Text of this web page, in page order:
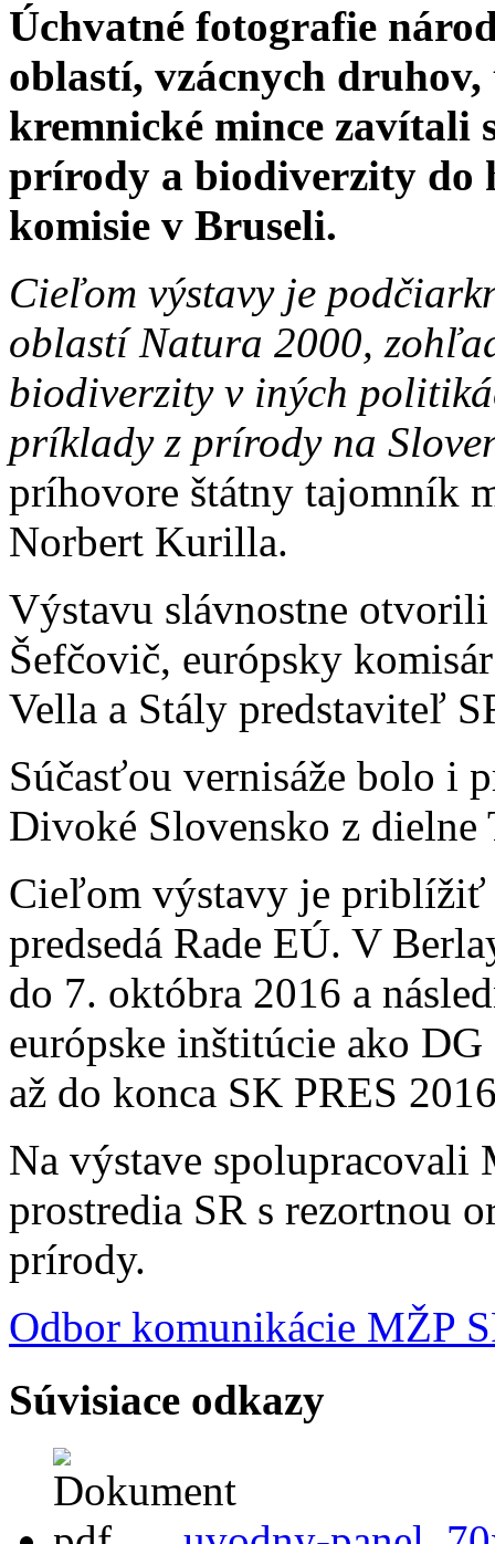
Úchvatné fotografie
oblastí, vzácnych
kremnické mince zavítali
prírody a biodiverzity do
komisie v Bruseli.
Cieľom výstavy je
oblastí Natura 2000,
biodiverzity v iných
príklady z prírody na
príhovore štátny tajomník
Norbert Kurilla.
Výstavu slávnostne
Šefčovič, európsky
Vella a Stály predstaviteľ
Súčasťou vernisáže bolo i
Divoké Slovensko z dielne
Cieľom výstavy je priblížiť
predsedá Rade EÚ. V
do 7. októbra 2016 a
európske inštitúcie ako
až do konca SK PRES
Na výstave
prostredia SR s rezortnou
prírody.
Odbor komunikácie MŽP
Súvisiace odkazy